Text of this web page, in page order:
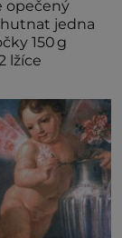
opečený
jedna
lžíce